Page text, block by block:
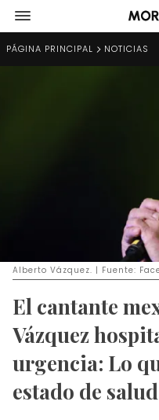
PÁGINA PRINCIPAL NOTICIAS
Alberto Vázquez. | Fuente:
El cantante
Vázquez
urgencia: Lo
estado de salud